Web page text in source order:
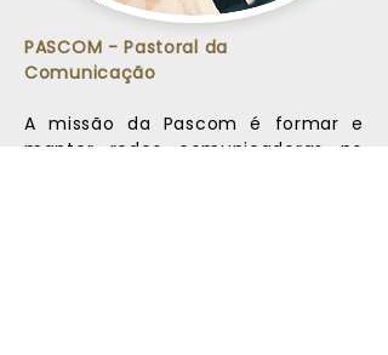
PASCOM - Pastoral da
Comunicação
A missão da Pascom é formar e
manter redes comunicadoras no